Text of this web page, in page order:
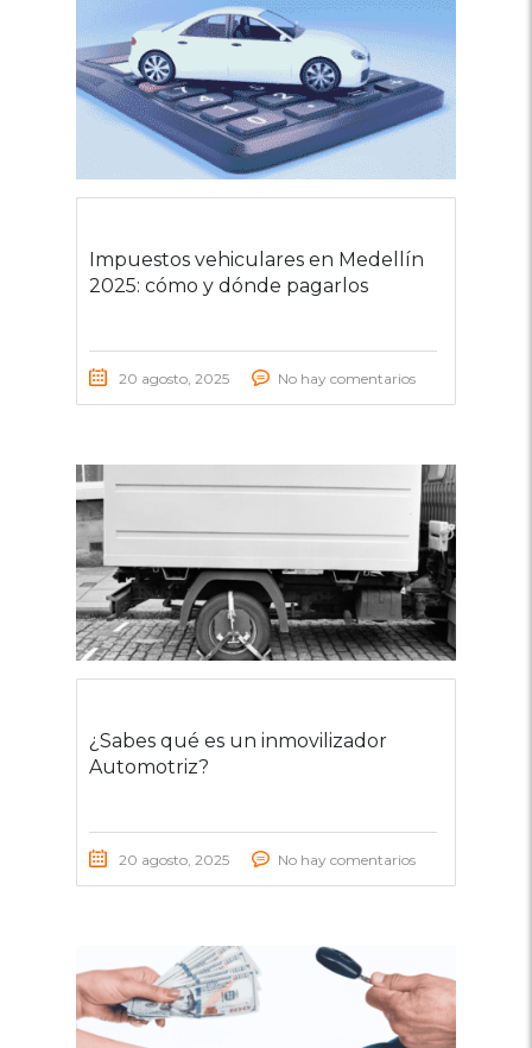
Impuestos vehiculares en Medellín
2025: cómo y dónde pagarlos
20 agosto, 2025 No hay comentarios
¿Sabes qué es un inmovilizador
Automotriz?
20 agosto, 2025 No hay comentarios